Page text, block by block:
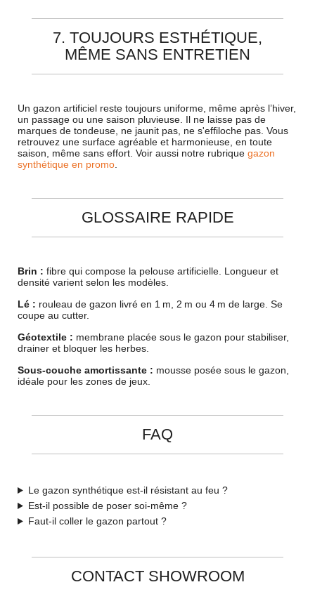
7. TOUJOURS ESTHÉTIQUE,
MÊME SANS ENTRETIEN
Un gazon artificiel reste toujours uniforme, même après l’hiver,
un passage ou une saison pluvieuse. Il ne laisse pas de
marques de tondeuse, ne jaunit pas, ne s'effiloche pas. Vous
retrouvez une surface agréable et harmonieuse, en toute
saison, même sans effort. Voir aussi notre rubrique gazon
synthétique en promo
GLOSSAIRE RAPIDE
Brin : fibre qui compose la pelouse artificielle. Longueur et
densité varient selon les modèles.
Lé : rouleau de gazon livré en 1 m, 2 m ou 4 m de large. Se
coupe au cutter.
Géotextile : membrane placée sous le gazon pour stabiliser,
drainer et bloquer les herbes.
Sous-couche amortissante : mousse posée sous le gazon,
idéale pour les zones de jeux.
FAQ
Le gazon synthétique est-il résistant au feu ?
Est-il possible de poser soi-même ?
Faut-il coller le gazon partout ?
CONTACT SHOWROOM